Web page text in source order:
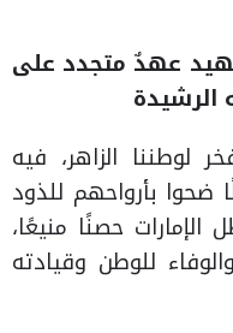
عهدٌ متجدد على
الرشيدة
الزاهر، فيه
ضحوا بأرواحهم للذود
الإمارات حصنًا منيعًا،
للوطن وقيادته